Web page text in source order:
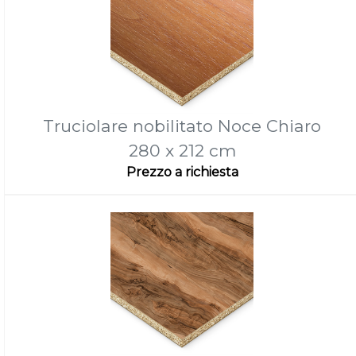
Truciolare nobilitato Noce Chiaro
280 x 212 cm
Prezzo a richiesta